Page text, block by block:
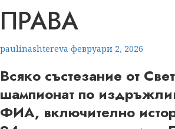
ПРАВА
paulinashtereva февруари 2, 2026
Всяко състезание от
шампионат по
ФИА, включително